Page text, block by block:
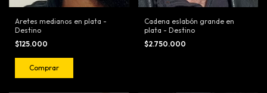
Aretes medianos en plata -
Destino
$125.000
Comprar
Cadena eslabón grande en
plata - Destino
$2.750.000